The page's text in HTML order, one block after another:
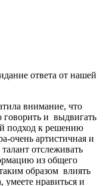
ответа от нашей
внимание, что
говорить и выдвигать
подход к решению
очень артистичная и
отслеживать
из общего
образом влиять
нравиться и